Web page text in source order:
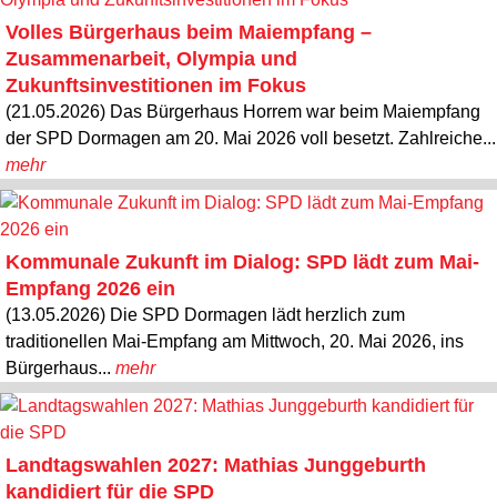
Volles Bürgerhaus beim Maiempfang –
Zusammenarbeit, Olympia und
Zukunftsinvestitionen im Fokus
(21.05.2026) Das Bürgerhaus Horrem war beim Maiempfang
der SPD Dormagen am 20. Mai 2026 voll besetzt. Zahlreiche...
mehr
Kommunale Zukunft im Dialog: SPD lädt zum Mai-
Empfang 2026 ein
(13.05.2026) Die SPD Dormagen lädt herzlich zum
traditionellen Mai-Empfang am Mittwoch, 20. Mai 2026, ins
Bürgerhaus... mehr
Landtagswahlen 2027: Mathias Junggeburth
kandidiert für die SPD